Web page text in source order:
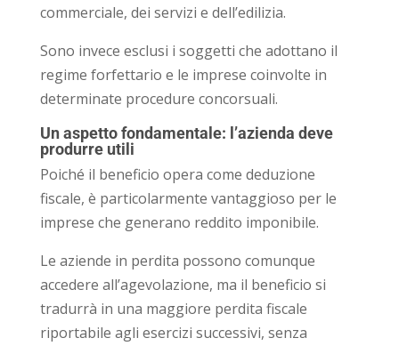
commerciale, dei servizi e dell’edilizia.
Sono invece esclusi i soggetti che adottano il
regime forfettario e le imprese coinvolte in
determinate procedure concorsuali.
Un aspetto fondamentale: l’azienda deve
produrre utili
Poiché il beneficio opera come deduzione
fiscale, è particolarmente vantaggioso per le
imprese che generano reddito imponibile.
Le aziende in perdita possono comunque
accedere all’agevolazione, ma il beneficio si
tradurrà in una maggiore perdita fiscale
riportabile agli esercizi successivi, senza